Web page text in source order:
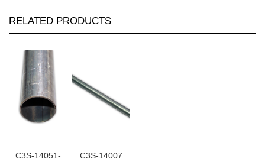
RELATED PRODUCTS
C3S-14051-
C3S-14007